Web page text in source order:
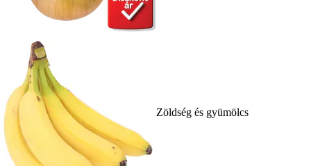
Zöldség és gyümölcs